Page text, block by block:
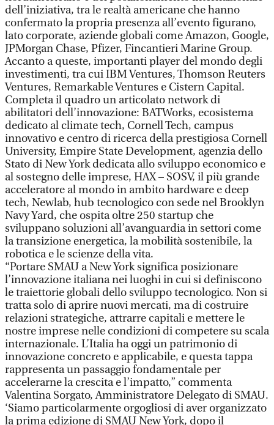
dell’iniziativa, tra le realtà americane che hanno
confermato la propria presenza all’evento figurano,
lato corporate, aziende globali come Amazon, Google,
JPMorgan Chase, Pfizer, Fincantieri Marine Group.
Accanto a queste, importanti player del mondo degli
investimenti, tra cui IBM Ventures, Thomson Reuters
Ventures, Remarkable Ventures e Cistern Capital.
Completa il quadro un articolato network di
abilitatori dell’innovazione: BATWorks, ecosistema
dedicato al climate tech, Cornell Tech, campus
innovativo e centro di ricerca della prestigiosa Cornell
University, Empire State Development, agenzia dello
Stato di New York dedicata allo sviluppo economico e
al sostegno delle imprese, HAX – SOSV, il più grande
acceleratore al mondo in ambito hardware e deep
tech, Newlab, hub tecnologico con sede nel Brooklyn
Navy Yard, che ospita oltre 250 startup che
sviluppano soluzioni all’avanguardia in settori come
la transizione energetica, la mobilità sostenibile, la
robotica e le scienze della vita.
“Portare SMAU a New York significa posizionare
l’innovazione italiana nei luoghi in cui si definiscono
le traiettorie globali dello sviluppo tecnologico. Non si
tratta solo di aprire nuovi mercati, ma di costruire
relazioni strategiche, attrarre capitali e mettere le
nostre imprese nelle condizioni di competere su scala
internazionale. L’Italia ha oggi un patrimonio di
innovazione concreto e applicabile, e questa tappa
rappresenta un passaggio fondamentale per
accelerarne la crescita e l’impatto,” commenta
Valentina Sorgato, Amministratore Delegato di SMAU.
‘Siamo particolarmente orgogliosi di aver organizzato
la prima edizione di SMAU New York, dopo il